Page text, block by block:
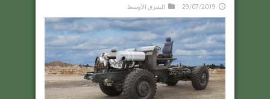
29/07/2019 الشرق الأوسط